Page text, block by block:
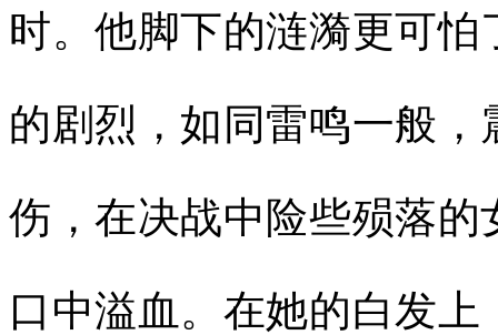
时。他脚下的涟漪更可
的剧烈，如同雷鸣一般
伤，在决战中险些殒落
口中溢血。在她的白发